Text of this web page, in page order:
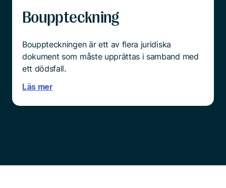
Bouppteckning
Bouppteckningen är ett av flera juridiska
dokument som måste upprättas i samband med
ett dödsfall.
Läs mer